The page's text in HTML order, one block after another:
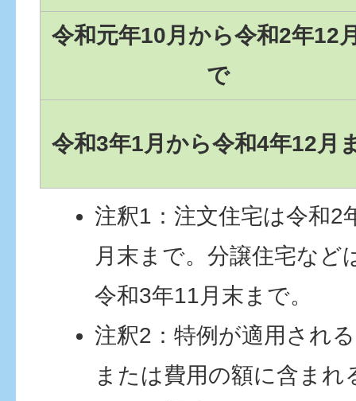
令和元年10月から令和2年12
で
令和3年1月から令和4年12月
注釈1：注文住宅は令和2
月末まで。分譲住宅など
令和3年11月末まで。
注釈2：特例が適用され
または費用の額に含まれ